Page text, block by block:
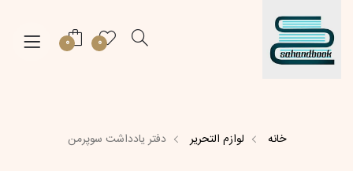
0
0
خانه لوازم التحریر دفتر یادداشت سوپرمن